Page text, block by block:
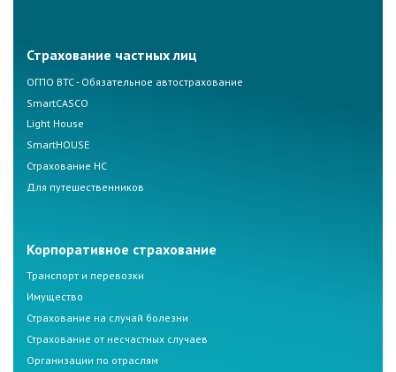
Страхование частных лиц
ОГПО ВТС - Обязательное автострахование
SmartCASCO
Light House
SmartHOUSE
Страхование НС
Для путешественников
Корпоративное страхование
Транспорт и перевозки
Имущество
Страхование на случай болезни
Страхование от несчастных случаев
Организации по отраслям